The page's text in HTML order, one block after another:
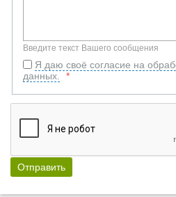
Введите текст Вашего сообщения
Я даю своё согласие на
данных.
Отправить